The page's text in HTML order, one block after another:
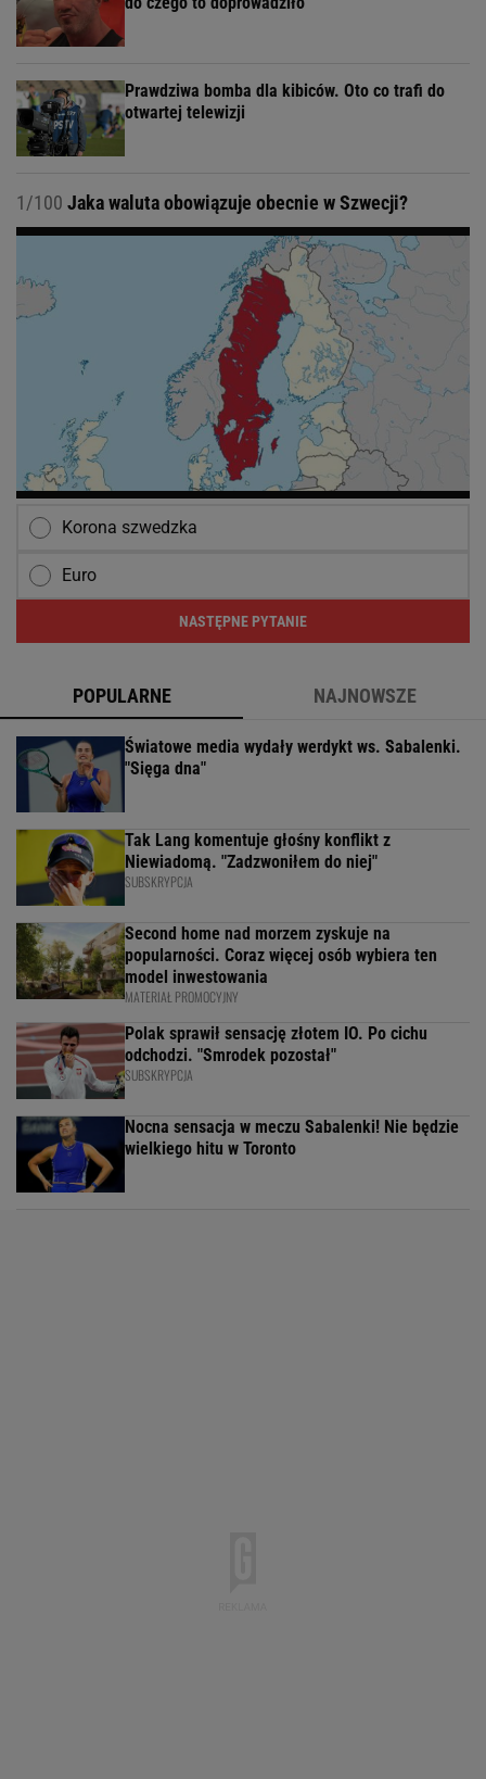
Prawdziwa bomba dla kibiców. Oto co trafi do
otwartej telewizji
1/100 Jaka waluta obowiązuje obecnie w Szwecji?
Korona szwedzka
Euro
NASTĘPNE PYTANIE
POPULARNE NAJNOWSZE
Światowe media wydały werdykt ws. Sabalenki.
"Sięga dna"
Tak Lang komentuje głośny konflikt z
Niewiadomą. "Zadzwoniłem do niej"
SUBSKRYPCJA
Second home nad morzem zyskuje na
popularności. Coraz więcej osób wybiera ten
model inwestowania
MATERIAŁ PROMOCYJNY
Polak sprawił sensację złotem IO. Po cichu
odchodzi. "Smrodek pozostał"
SUBSKRYPCJA
Nocna sensacja w meczu Sabalenki! Nie będzie
wielkiego hitu w Toronto